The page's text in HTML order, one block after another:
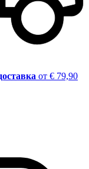
от € 79,90